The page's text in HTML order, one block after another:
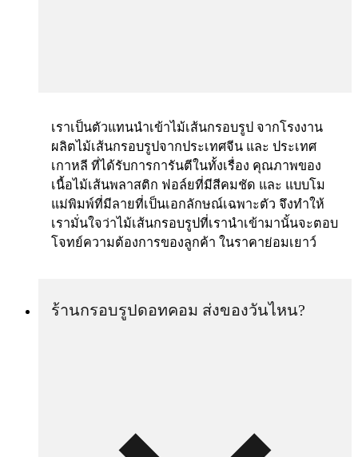
เราเป็นตัวแทนนำเข้าไม้เส้นกรอบรูป จากโรงงาน
ผลิตไม้เส้นกรอบรูปจากประเทศจีน และ ประเทศ
เกาหลี ที่ได้รับการการันตีในทั้งเรื่อง คุณภาพของ
เนื้อไม้เส้นพลาสติก ฟอล์ยที่มีสีคมชัด และ แบบโม
แม่พิมพ์ที่มีลายที่เป็นเอกลักษณ์เฉพาะตัว จึงทำให้
เรามั่นใจว่าไม้เส้นกรอบรูปที่เรานำเข้ามานั้นจะตอบ
โจทย์ความต้องการของลูกค้า ในราคาย่อมเยาว์
ร้านกรอบรูปดอทคอม ส่งของวันไหน?